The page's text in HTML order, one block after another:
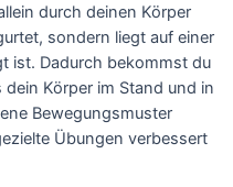
durch deinen Körper
sondern liegt auf einer
ist. Dadurch bekommst du
Körper im Stand und in
Bewegungsmuster
Übungen verbessert